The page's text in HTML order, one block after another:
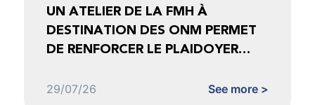
UN ATELIER DE LA FMH À
DESTINATION DES ONM PERMET
DE RENFORCER LE PLAIDOYER
29/07/26 See more >